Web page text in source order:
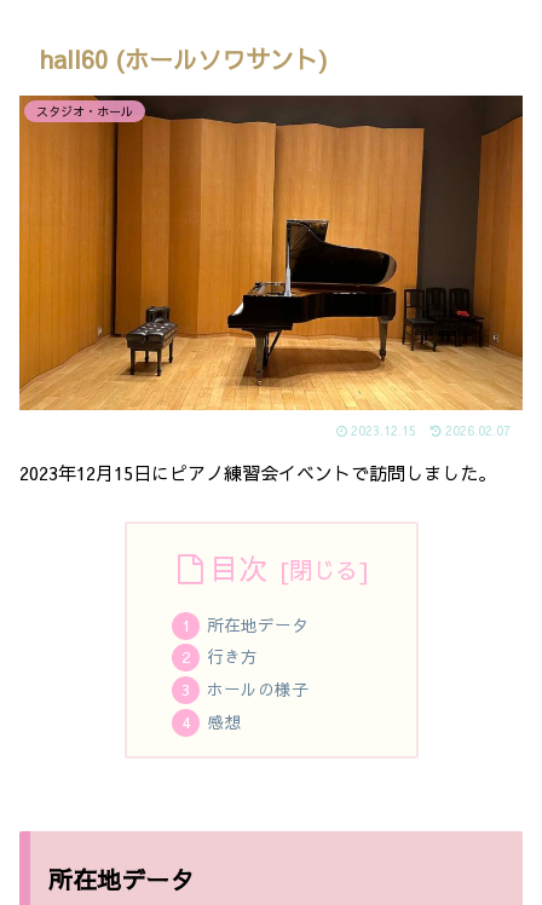
hall60 (ホールソワサント)
スタジオ・ホール
2023.12.15 2026.02.07
2023年12月15日にピアノ練習会イベントで訪問しました。
目次
所在地データ
行き方
ホールの様子
感想
所在地データ